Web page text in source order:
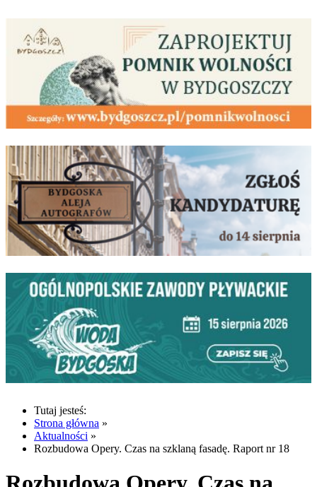
Tutaj jesteś:
Strona główna »
Aktualności »
Rozbudowa Opery. Czas na szklaną fasadę. Raport nr 18